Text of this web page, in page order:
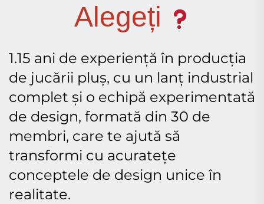
Alegeți
1.15 ani de experiență în producția
de jucării pluș, cu un lanț industrial
complet și o echipă experimentată
de design, formată din 30 de
membri, care te ajută să
transformi cu acuratețe
conceptele de design unice în
realitate.